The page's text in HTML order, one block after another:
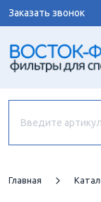
Заказать звонок
Главная